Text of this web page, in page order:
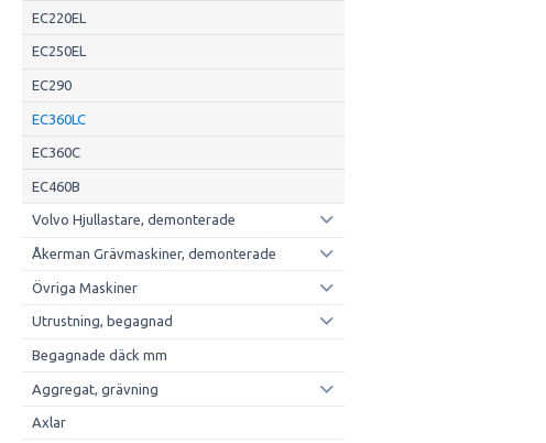
EC220EL
EC250EL
EC290
EC360LC
EC360C
EC460B
Volvo Hjullastare, demonterade
Åkerman Grävmaskiner, demonterade
Övriga Maskiner
Utrustning, begagnad
Begagnade däck mm
Aggregat, grävning
Axlar